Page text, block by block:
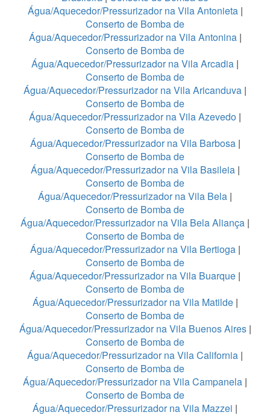
Água/Aquecedor/Pressurizador na Vila Antonieta|
Conserto de Bomba de
Água/Aquecedor/Pressurizador na Vila Antonina|
Conserto de Bomba de
Água/Aquecedor/Pressurizador na Vila Arcadia |
Conserto de Bomba de
Água/Aquecedor/Pressurizador na Vila Aricanduva |
Conserto de Bomba de
Água/Aquecedor/Pressurizador na Vila Azevedo |
Conserto de Bomba de
Água/Aquecedor/Pressurizador na Vila Barbosa|
Conserto de Bomba de
Água/Aquecedor/Pressurizador na Vila Basileia|
Conserto de Bomba de
Água/Aquecedor/Pressurizador na Vila Bela |
Conserto de Bomba de
Água/Aquecedor/Pressurizador na Vila Bela Aliança |
Conserto de Bomba de
Água/Aquecedor/Pressurizador na Vila Bertioga|
Conserto de Bomba de
Água/Aquecedor/Pressurizador na Vila Buarque |
Conserto de Bomba de
Água/Aquecedor/Pressurizador na Vila Matilde|
Conserto de Bomba de
Água/Aquecedor/Pressurizador na Vila Buenos Aires|
Conserto de Bomba de
Água/Aquecedor/Pressurizador na Vila California |
Conserto de Bomba de
Água/Aquecedor/Pressurizador na Vila Campanela |
Conserto de Bomba de
Água/Aquecedor/Pressurizador na Vila Mazzei |